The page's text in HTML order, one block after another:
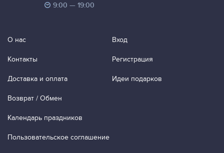
9:00 — 19:00
О нас
Контакты
Доставка и оплата
Возврат / Обмен
Календарь праздников
Пользовательское соглашение
Вход
Регистрация
Идеи подарков